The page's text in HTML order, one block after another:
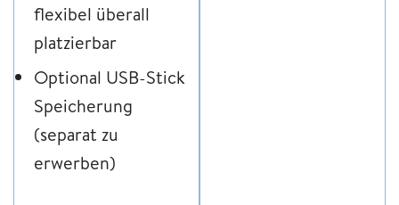
flexibel überall
platzierbar
Optional USB-Stick
Speicherung
(separat zu
erwerben)